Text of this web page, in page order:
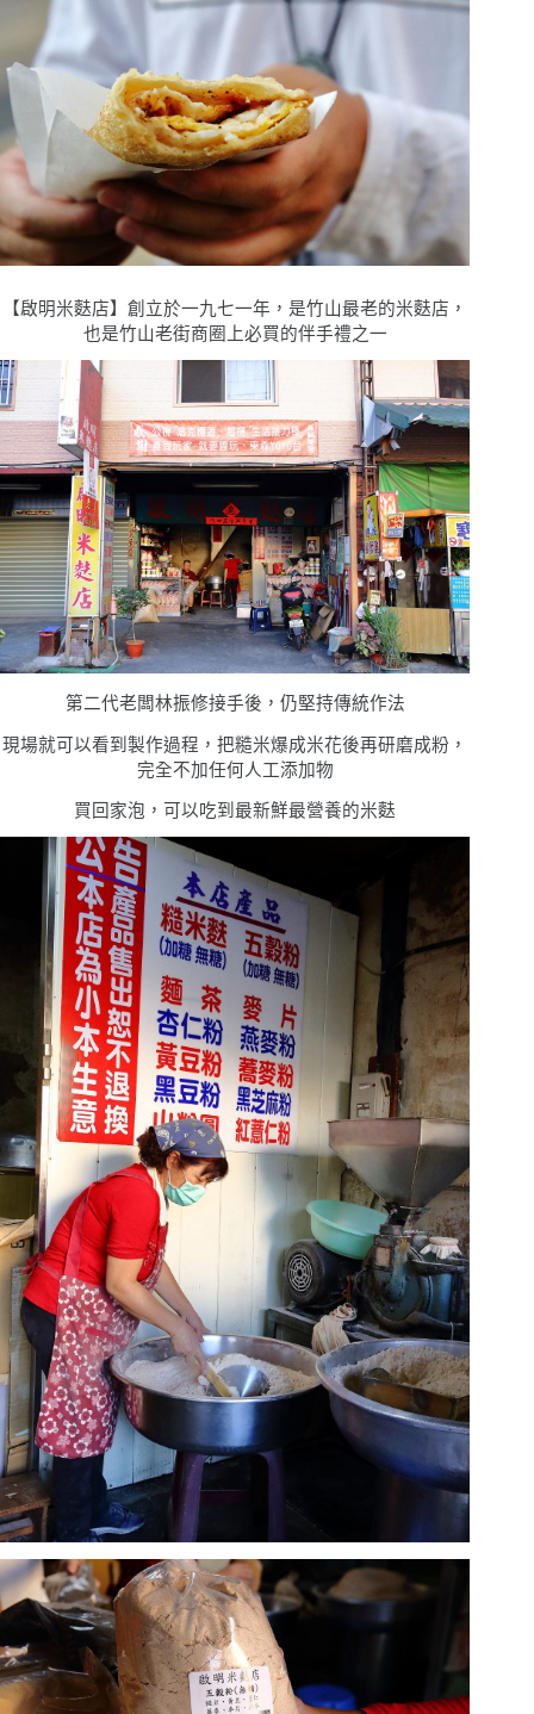
【啟明米麩店】創立於一九七一年，是竹山最老的米麩店，
也是竹山老街商圈上必買的伴手禮之一
第二代老闆林振修接手後，仍堅持傳統作法
現場就可以看到製作過程，把糙米爆成米花後再研磨成粉，
完全不加任何人工添加物
買回家泡，可以吃到最新鮮最營養的米麩